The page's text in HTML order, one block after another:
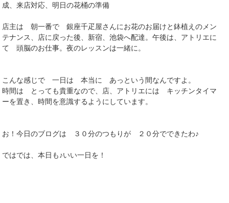
成、来店対応、明日の花桶の準備
店主は 朝一番で 銀座千疋屋さんにお花のお届けと鉢植えのメン
テナンス、店に戻った後、新宿、池袋へ配達。午後は、アトリエに
て 頭脳のお仕事。夜のレッスンは一緒に。
こんな感じで 一日は 本当に あっという間なんですよ。
時間は とっても貴重なので、店、アトリエには キッチンタイマ
ーを置き、時間を意識するようにしています。
お！今日のブログは ３０分のつもりが ２０分でできたわ♪
ではでは、本日も♪いい一日を！